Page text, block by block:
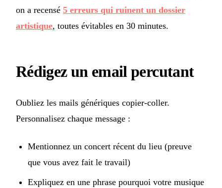
on a recensé 5 erreurs qui ruinent un dossier
artistique, toutes évitables en 30 minutes.
Rédigez un email percutant
Oubliez les mails génériques copier-coller.
Personnalisez chaque message :
Mentionnez un concert récent du lieu (preuve
que vous avez fait le travail)
Expliquez en une phrase pourquoi votre musique